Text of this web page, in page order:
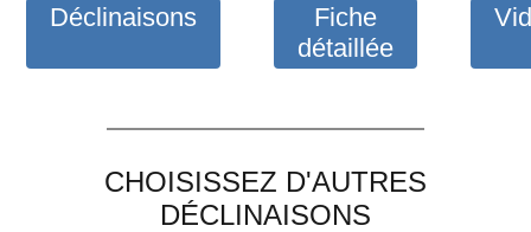
Déclinaisons
Fiche
détaillée
CHOISISSEZ D'AUTRES
DÉCLINAISONS